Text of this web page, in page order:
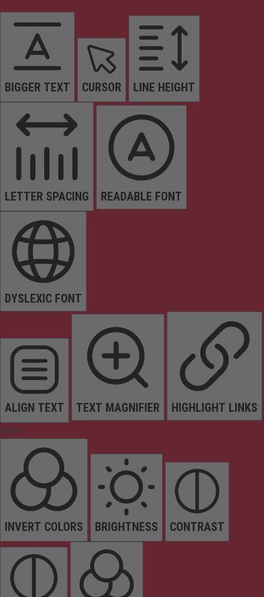
BIGGER TEXT CURSOR LINE HEIGHT
LETTER SPACING READABLE FONT
DYSLEXIC FONT
ALIGN TEXT TEXT MAGNIFIER HIGHLIGHT LINKS
Colors
INVERT COLORS BRIGHTNESS CONTRAST